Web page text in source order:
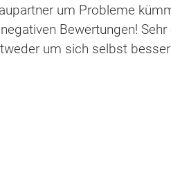
um Probleme
Bewertungen!
um sich selbst